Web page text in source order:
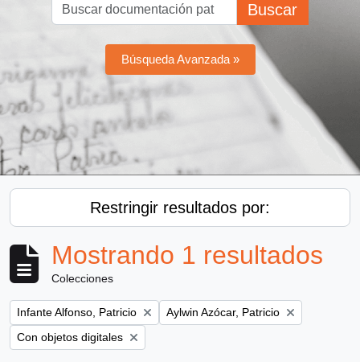
Buscar
Búsqueda Avanzada »
Restringir resultados por:
Mostrando 1 resultados
Colecciones
Remove filter:
Infante Alfonso, Patricio Remove filter:
Aylwin Azócar, Patricio
Remove filter:
Con objetos digitales